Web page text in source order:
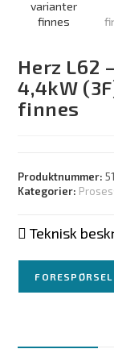
Herz L62
4,4kW
finnes
Produktnummer:
Kategorier:
Teknisk